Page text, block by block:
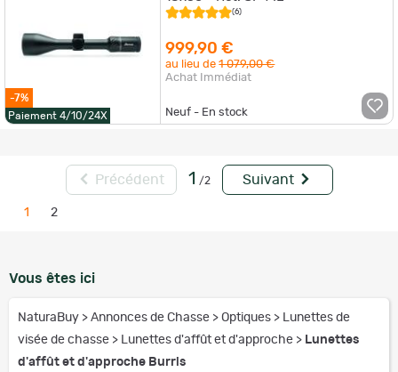
-7%
Paiement 4/10/24X
(6)
999,90 €
au lieu de1 079,00 €
Achat Immédiat
Neuf - En stock
Précédent 1 /2 Suivant
1 2
Vous êtes ici
NaturaBuy > Annonces de Chasse > Optiques > Lunettes de
visée de chasse > Lunettes d'affût et d'approche > Lunettes
d'affût et d'approche Burris